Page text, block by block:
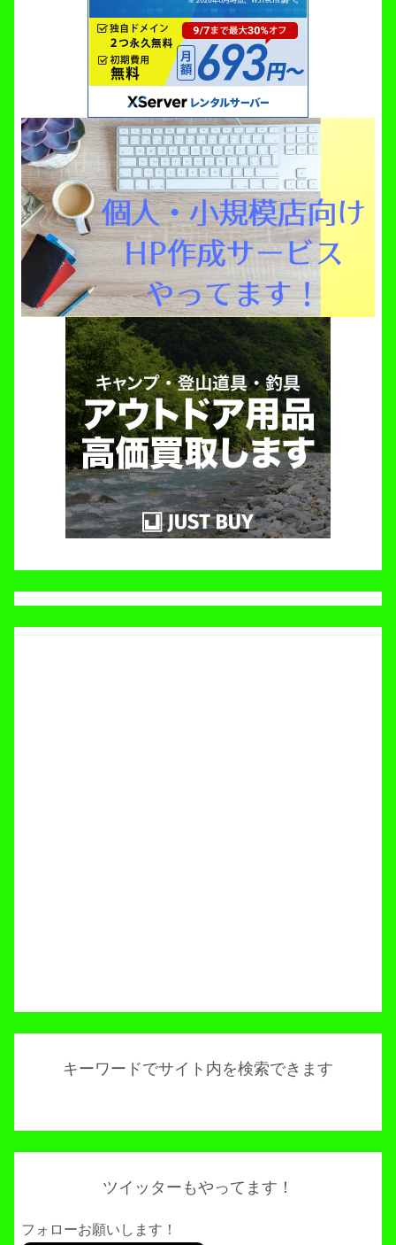
キーワードでサイト内を検索できます
ツイッターもやってます！
フォローお願いします！